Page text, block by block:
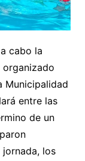
cabo la
Municipalidad
entre las
de un
los